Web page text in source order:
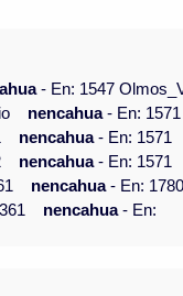
- En: 1547
nencahua- En: 1571
nencahua- En: 1571
nencahua- En: 1571
nencahua- En:
nencahua- En: